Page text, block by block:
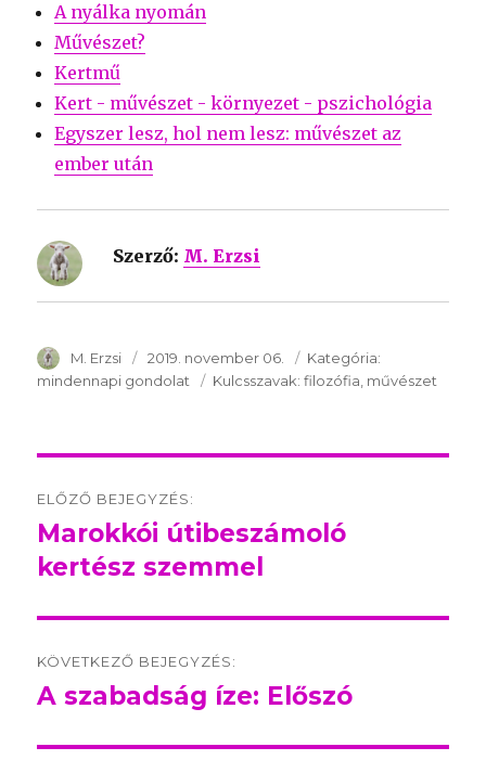
A nyálka nyomán
Művészet?
Kertmű
Kert - művészet - környezet - pszichológia
Egyszer lesz, hol nem lesz: művészet az
ember után
Szerző: M. Erzsi
SzerzÅ
M. Erzsi Közzétéve:
2019. november 06. Kategória:
mindennapi gondolat
Kulcsszavak:Kulcsszavak:
filozófia művészet
navigation
ELŐZŐ BEJEGYZÉS:
Előző
bejegyzés:
Marokkói útibeszámoló
kertész szemmel
KÖVETKEZŐ BEJEGYZÉS:
Következő
A szabadság íze: Előszó